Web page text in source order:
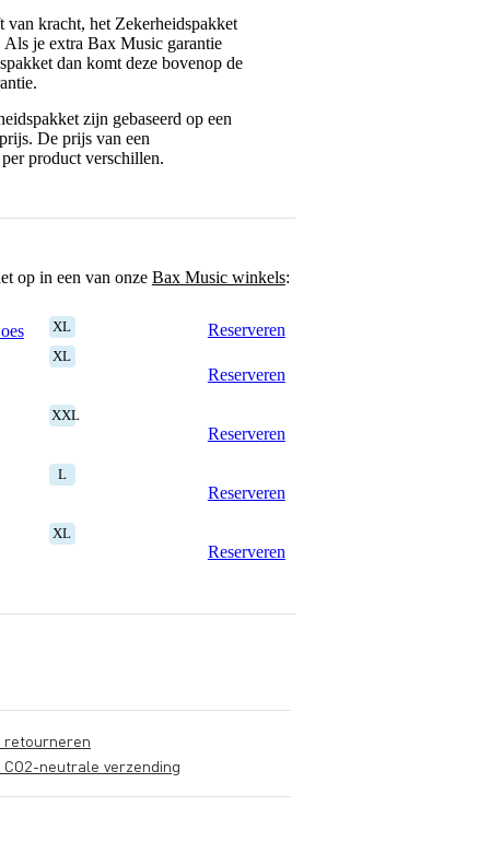
kracht, het Zekerheidspakket
je extra Bax Music garantie
dan komt deze bovenop de
zijn gebaseerd op een
De prijs van een
product verschillen.
op in een van onze Bax Music winkels:
XL
Reserveren
XL
Reserveren
XXL
Reserveren
L
Reserveren
XL
Reserveren
retourneren
CO2-neutrale verzending